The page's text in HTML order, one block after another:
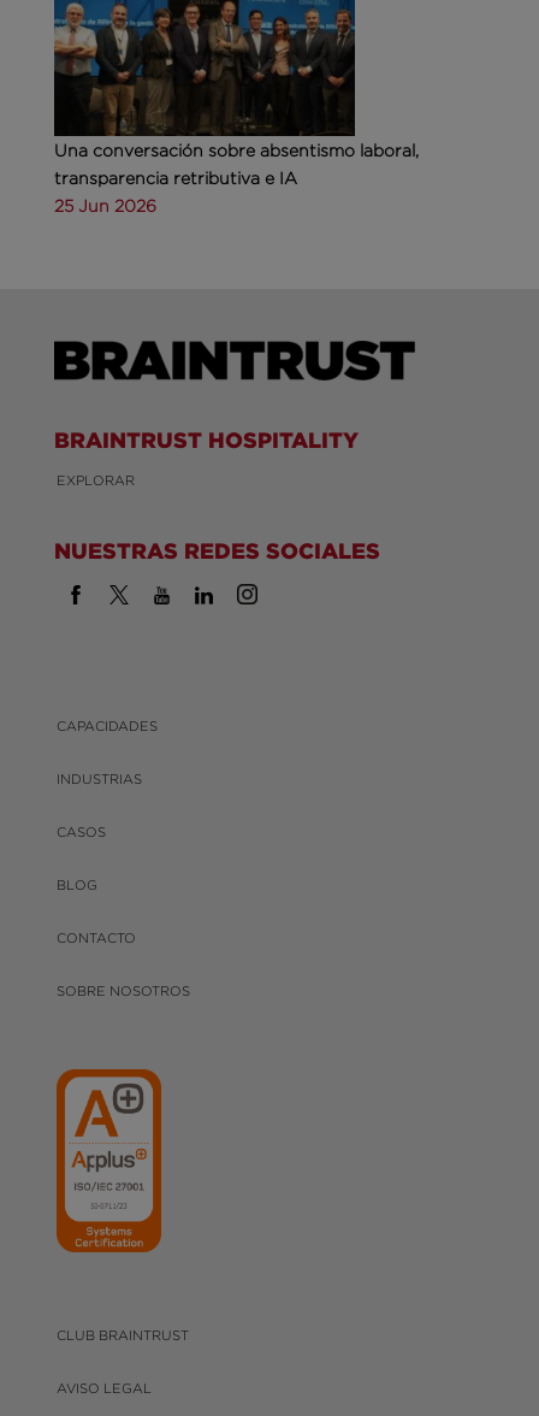
Una conversación sobre absentismo laboral,
transparencia retributiva e IA
25 Jun 2026
BRAINTRUST HOSPITALITY
EXPLORAR
NUESTRAS REDES SOCIALES
CAPACIDADES
INDUSTRIAS
CASOS
BLOG
CONTACTO
SOBRE NOSOTROS
CLUB BRAINTRUST
AVISO LEGAL